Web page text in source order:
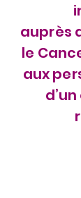
auprès
le
aux